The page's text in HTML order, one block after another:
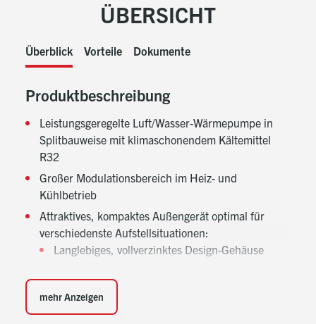
ÜBERSICHT
Überblick Vorteile Dokumente
Produktbeschreibung
Leistungsgeregelte Luft/Wasser-Wärmepumpe in
Splitbauweise mit klimaschonendem Kältemittel
R32
Großer Modulationsbereich im Heiz- und
Kühlbetrieb
Attraktives, kompaktes Außengerät optimal für
verschiedenste Aufstellsituationen:
Langlebiges, vollverzinktes Design-Gehäuse
optimierter 4-Flügeltechnik
Ruhemodus für besonders leisen Betrieb bei
mehr Anzeigen